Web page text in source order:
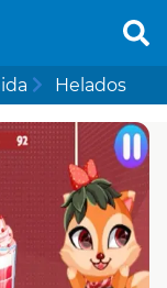
Helados